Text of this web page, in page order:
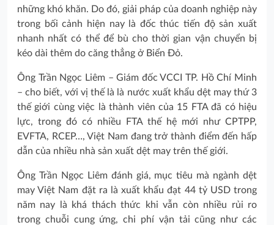
những khó khăn. Do đó, giải pháp của doanh nghiệp này
trong bối cảnh hiện nay là đốc thúc tiến độ sản xuất
nhanh nhất có thể để bù cho thời gian vận chuyển bị
kéo dài thêm do căng thẳng ở Biển Đỏ.
Ông Trần Ngọc Liêm – Giám đốc VCCI TP. Hồ Chí Minh
– cho biết, với vị thế là là nước xuất khẩu dệt may thứ 3
thế giới cùng việc là thành viên của 15 FTA đã có hiệu
lực, trong đó có nhiều FTA thế hệ mới như CPTPP,
EVFTA, RCEP…, Việt Nam đang trở thành điểm đến hấp
dẫn của nhiều nhà sản xuất dệt may trên thế giới.
Ông Trần Ngọc Liêm đánh giá, mục tiêu mà ngành dệt
may Việt Nam đặt ra là xuất khẩu đạt 44 tỷ USD trong
năm nay là khá thách thức khi vẫn còn nhiều rủi ro
trong chuỗi cung ứng, chi phí vận tải cũng như các